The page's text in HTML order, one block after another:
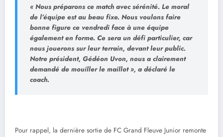
« Nous préparons ce match avec sérénité. Le moral
de l’équipe est au beau fixe. Nous voulons faire
bonne figure ce vendredi face à une équipe
également en forme. Ce sera un défi particulier, car
nous jouerons sur leur terrain, devant leur public.
Notre président, Gédéon Uvon, nous a clairement
demandé de mouiller le maillot », a déclaré le
coach.
Pour rappel, la dernière sortie de FC Grand Fleuve Junior remonte